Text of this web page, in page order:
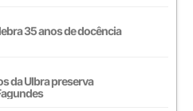
35 anos de docência
da Ulbra preserva